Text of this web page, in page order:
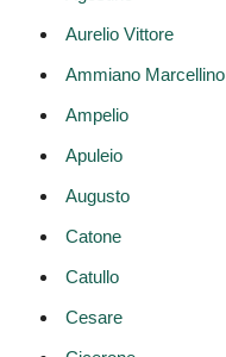
Aurelio Vittore
Ammiano Marcellino
Ampelio
Apuleio
Augusto
Catone
Catullo
Cesare